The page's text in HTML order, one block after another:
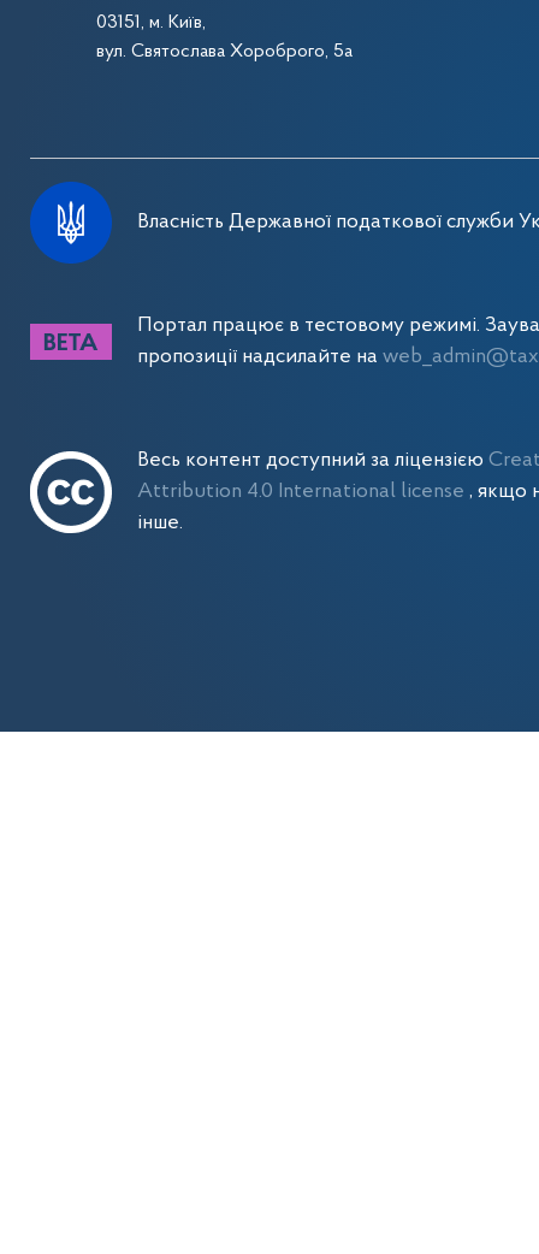
03151, м. Київ,
вул. Святослава Хороброго, 5а
Власність Державної податкової служби
Портал працює в тестовому режимі.
пропозиції надсилайте на
Весь контент доступний за ліцензією
Attribution 4.0 International license, якщо
інше.